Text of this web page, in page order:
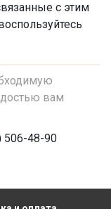
с этим
вам
506-48-90